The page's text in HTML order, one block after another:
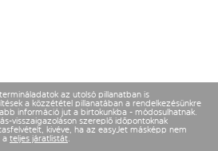
az utolsó pillanatban is
a közzététel pillanatában a rendelkezésünkre
információ jut a birtokunkba - módosulhatnak.
visszaigazoláson szereplő időpontoknak
kivéve, ha az easyJet másképp nem
a teljes járatlistát.